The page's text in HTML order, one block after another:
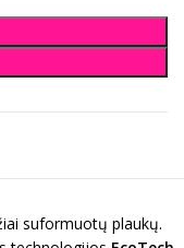
suformuotų plaukų.